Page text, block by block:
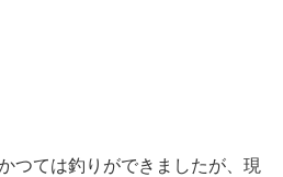
つては釣りができましたが、現